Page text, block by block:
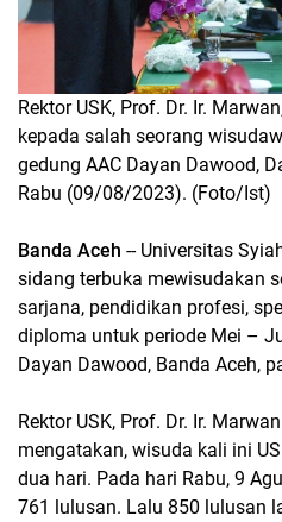
Rektor USK, Prof. Dr. Ir.
kepada salah seorang
gedung AAC Dayan Dawood,
Rabu (09/08/2023). (Foto/Ist)
Banda Aceh -- Universitas
sidang terbuka mewisudakan
sarjana, pendidikan profesi,
diploma untuk periode Mei –
Dayan Dawood, Banda Aceh,
Rektor USK, Prof. Dr. Ir.
mengatakan, wisuda kali ini
dua hari. Pada hari Rabu, 9
761 lulusan. Lalu 850 lulusan